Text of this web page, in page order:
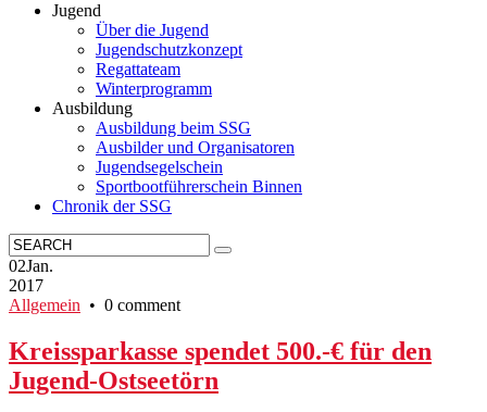
Jugend
Über die Jugend
Jugendschutzkonzept
Regattateam
Winterprogramm
Ausbildung
Ausbildung beim SSG
Ausbilder und Organisatoren
Jugendsegelschein
Sportbootführerschein Binnen
Chronik der SSG
02Jan.
2017
Allgemein • 0 comment
Kreissparkasse spendet 500.-€ für den
Jugend-Ostseetörn